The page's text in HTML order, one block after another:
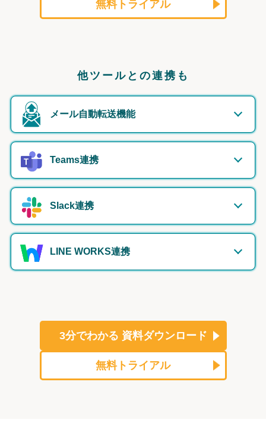
無料トライアル
他ツールとの連携も
メール自動転送機能
Teams連携
Slack連携
LINE WORKS連携
3分でわかる 資料ダウンロード
無料トライアル